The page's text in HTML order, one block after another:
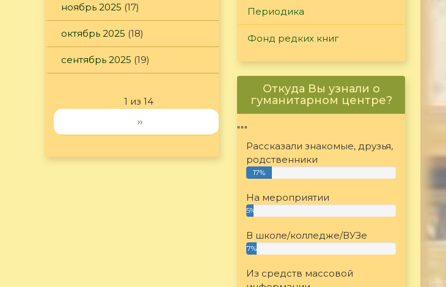
ноябрь 2025 (17)
октябрь 2025 (18)
сентябрь 2025 (19)
1 из 14
››
Периодика
Фонд редких книг
Откуда Вы узнали о
гуманитарном центре?
"""
Рассказали знакомые, друзья,
родственники
17%
На мероприятии
5%
В школе/колледже/ВУЗе
7%
Из средств массовой